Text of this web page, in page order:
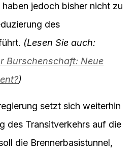
jedoch bisher nicht zu
des
(Lesen Sie auch:
Burschenschaft: Neue
)
setzt sich weiterhin
des Transitverkehrs auf die
die Brennerbasistunnel,